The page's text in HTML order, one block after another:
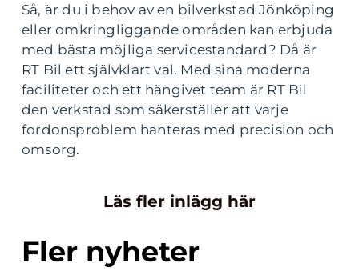
Så, är du i behov av en bilverkstad Jönköping
eller omkringliggande områden kan erbjuda
med bästa möjliga servicestandard? Då är
RT Bil ett självklart val. Med sina moderna
faciliteter och ett hängivet team är RT Bil
den verkstad som säkerställer att varje
fordonsproblem hanteras med precision och
omsorg.
Läs fler inlägg här
Fler nyheter